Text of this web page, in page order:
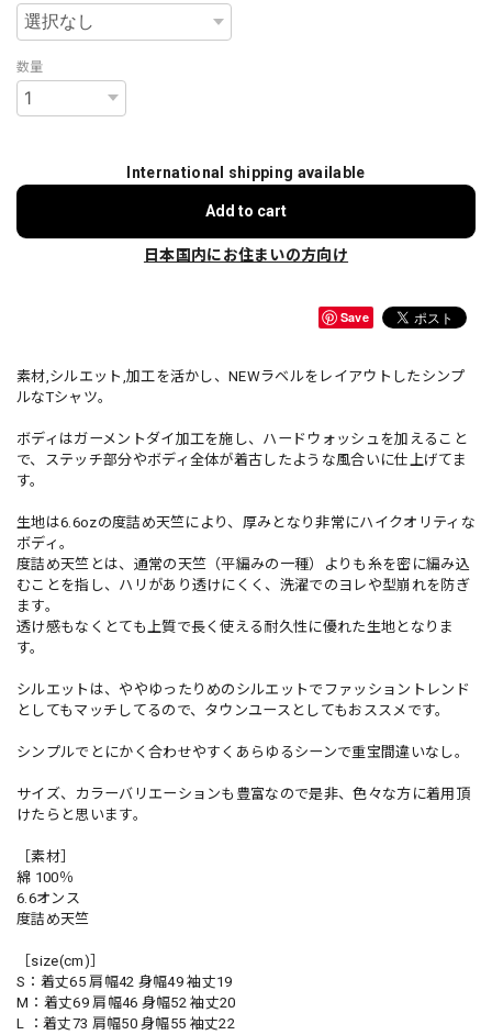
数量
International shipping available
Add to cart
日本国内にお住まいの方向け
Save
素材,シルエット,加工を活かし、NEWラベルをレイアウトしたシンプ
ルなTシャツ。
ボディはガーメントダイ加工を施し、ハードウォッシュを加えること
で、ステッチ部分やボディ全体が着古したような風合いに仕上げてま
す。
生地は6.6ozの度詰め天竺により、厚みとなり非常にハイクオリティな
ボディ。
度詰め天竺とは、通常の天竺（平編みの一種）よりも糸を密に編み込
むことを指し、ハリがあり透けにくく、洗濯でのヨレや型崩れを防ぎ
ます。
透け感もなくとても上質で長く使える耐久性に優れた生地となりま
す。
シルエットは、ややゆったりめのシルエットでファッショントレンド
としてもマッチしてるので、タウンユースとしてもおススメです。
シンプルでとにかく合わせやすくあらゆるシーンで重宝間違いなし。
サイズ、カラーバリエーションも豊富なので是非、色々な方に着用頂
けたらと思います。
［素材］
綿 100％
6.6オンス
度詰め天竺
［size(cm)］
S：着丈65 肩幅42 身幅49 袖丈19
M：着丈69 肩幅46 身幅52 袖丈20
L ：着丈73 肩幅50 身幅55 袖丈22